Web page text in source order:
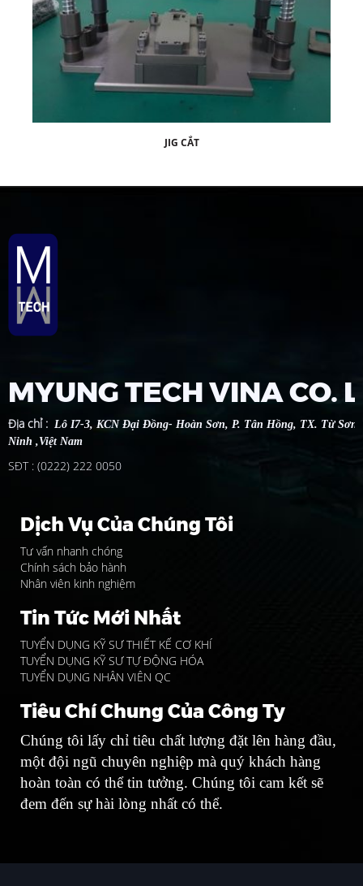
JIG CẮT
MYUNG TECH VINA CO.
Địa chỉ : Lô I7-3, KCN Đại Đồng- Hoàn Sơn, P. Tân Hồng, TX. Từ Sơn
Ninh ,Việt Nam
SĐT : (0222) 222 0050
Dịch Vụ Của Chúng Tôi
Tư vấn nhanh chóng
Chính sách bảo hành
Nhân viên kinh nghiệm
Tin Tức Mới Nhất
TUYỂN DỤNG KỸ SƯ THIẾT KẾ CƠ KHÍ
TUYỂN DỤNG KỸ SƯ TỰ ĐỘNG HÓA
TUYỂN DỤNG NHÂN VIÊN QC
Tiêu Chí Chung Của Công Ty
Chúng tôi lấy chỉ tiêu chất lượng đặt lên hàng đầu,
một đội ngũ chuyên nghiệp mà quý khách hàng
hoàn toàn có thể tin tưởng. Chúng tôi cam kết sẽ
đem đến sự hài lòng nhất có thể.